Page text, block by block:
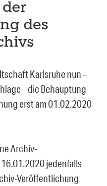
des
Karlsruhe nun –
– die Behauptung
erst am 01.02.2020
Archiv-
jedenfalls
Veröffentlichung